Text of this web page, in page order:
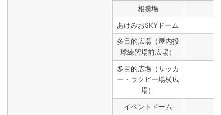
相撲場
あけみおSKYドーム
多目的広場（屋内投
球練習場前広場）
多目的広場（サッカ
ー・ラグビー場横広
場）
イベントドーム